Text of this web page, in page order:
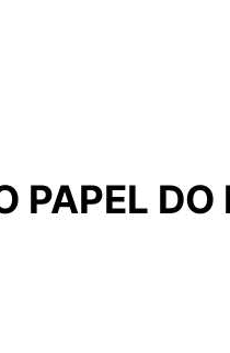
PAPEL DO